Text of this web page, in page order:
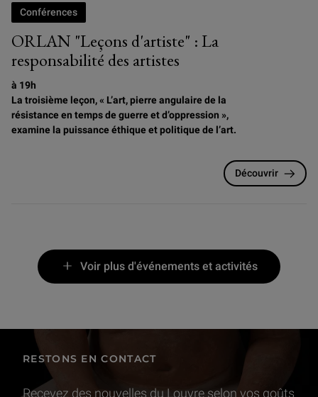
ORLAN "Leçons d'artiste" : La
responsabilité des artistes
Conférences
à 19h
La troisième leçon, « L’art, pierre angulaire de la
résistance en temps de guerre et d’oppression »,
examine la puissance éthique et politique de l’art.
Découvrir
Voir plus d'événements et activités
RESTONS EN CONTACT
Recevez des nouvelles du Louvre selon vos goûts